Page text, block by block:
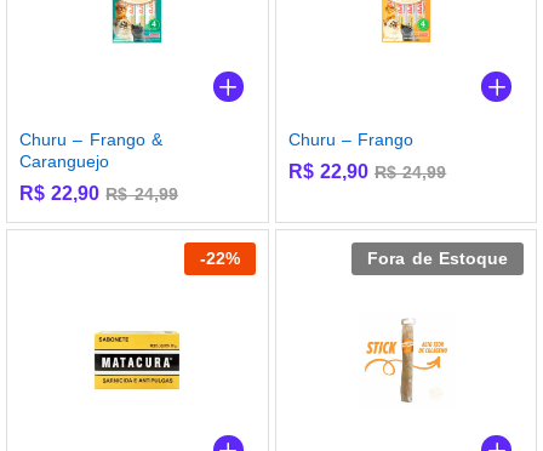
Churu – Frango &
Caranguejo
R$ 22,90 R$24,99
Churu – Frango
R$22,90 R$24,99
-22% Fora de Estoque